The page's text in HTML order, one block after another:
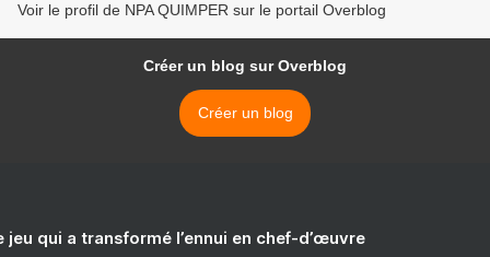
Voir le profil de NPA QUIMPER sur le portail Overblog
Créer un blog sur Overblog
Créer un blog
jeu qui a transformé l’ennui en chef-d’œuvre